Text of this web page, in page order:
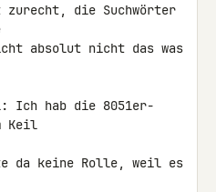
zurecht, die Suchwörter
absolut nicht das was
Ich hab die 8051er-
Keil
da keine Rolle, weil es